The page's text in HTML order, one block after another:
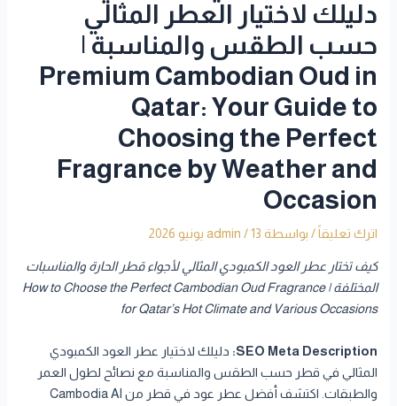
دليلك لاختيار العطر المثالي
حسب الطقس والمناسبة |
Premium Cambodian Oud in
Qatar: Your Guide to
Choosing the Perfect
Fragrance by Weather and
Occasion
اترك تعليقاً / بواسطة admin /13 يونيو 2026
كيف تختار عطر العود الكمبودي المثالي لأجواء قطر الحارة والمناسبات
المختلفة | How to Choose the Perfect Cambodian Oud Fragrance
for Qatar’s Hot Climate and Various Occasions
SEO Meta Description: دليلك لاختيار عطر العود الكمبودي
المثالي في قطر حسب الطقس والمناسبة مع نصائح لطول العمر
والطبقات. اكتشف أفضل عطر عود في قطر من Cambodia Al